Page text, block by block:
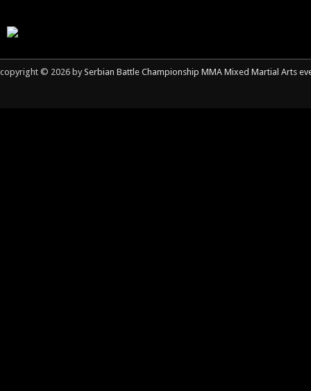
copyright © 2026 by Serbian Battle Championship MMA Mixed Martial Arts